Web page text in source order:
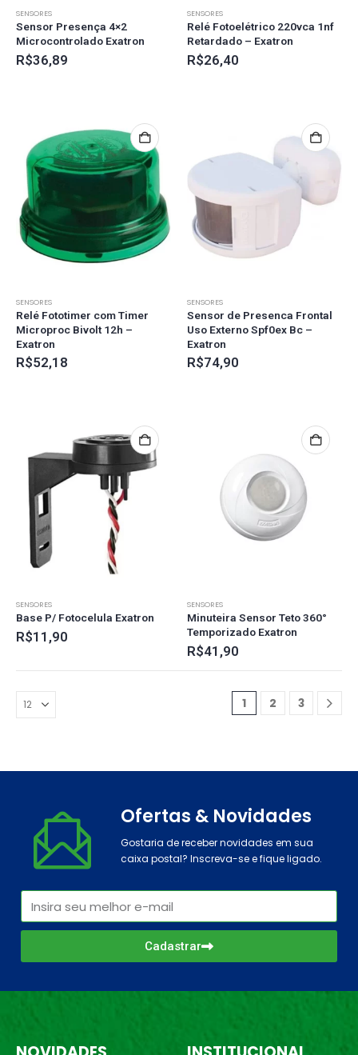
SENSORES
Sensor Presença 4×2
Microcontrolado Exatron
R$36,89
SENSORES
Relé Fotoelétrico 220vca 1nf
Retardado – Exatron
R$26,40
SENSORES
Relé Fototimer com Timer
Microproc Bivolt 12h –
Exatron
R$52,18
SENSORES
Sensor de Presenca Frontal
Uso Externo Spf0ex Bc –
Exatron
R$74,90
SENSORES
Base P/ Fotocelula Exatron
R$11,90
SENSORES
Minuteira Sensor Teto 360°
Temporizado Exatron
R$41,90
1 2 3
Ofertas & Novidades
Gostaria de receber novidades em sua
caixa postal? Inscreva-se e fique ligado.
Cadastrar